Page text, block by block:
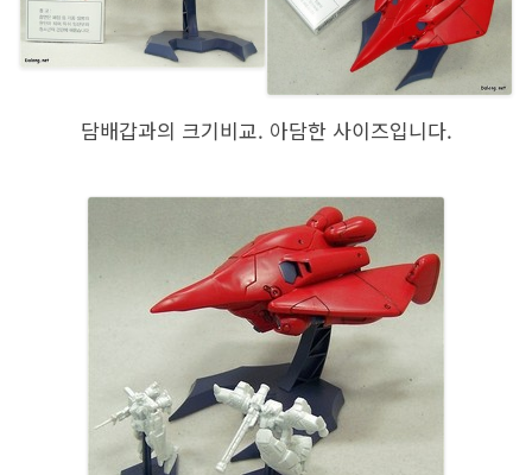
담배갑과의 크기비교. 아담한 사이즈입니다.